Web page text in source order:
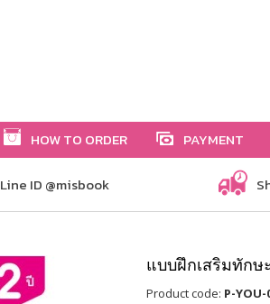
HOW TO ORDER PAYMENT
Line ID @misbook
แบบฝึกเสริมทักษ
Product code: P-YOU-